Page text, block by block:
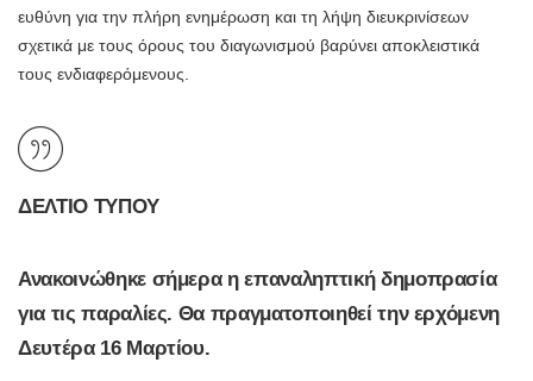
ευθύνη για την πλήρη ενημέρωση και τη λήψη διευκρινίσεων
σχετικά με τους όρους του διαγωνισμού βαρύνει αποκλειστικά
τους ενδιαφερόμενους.
ΔΕΛΤΙΟ ΤΥΠΟΥ
Ανακοινώθηκε σήμερα η επαναληπτική δημοπρασία
για τις παραλίες. Θα πραγματοποιηθεί την ερχόμενη
Δευτέρα 16 Μαρτίου.